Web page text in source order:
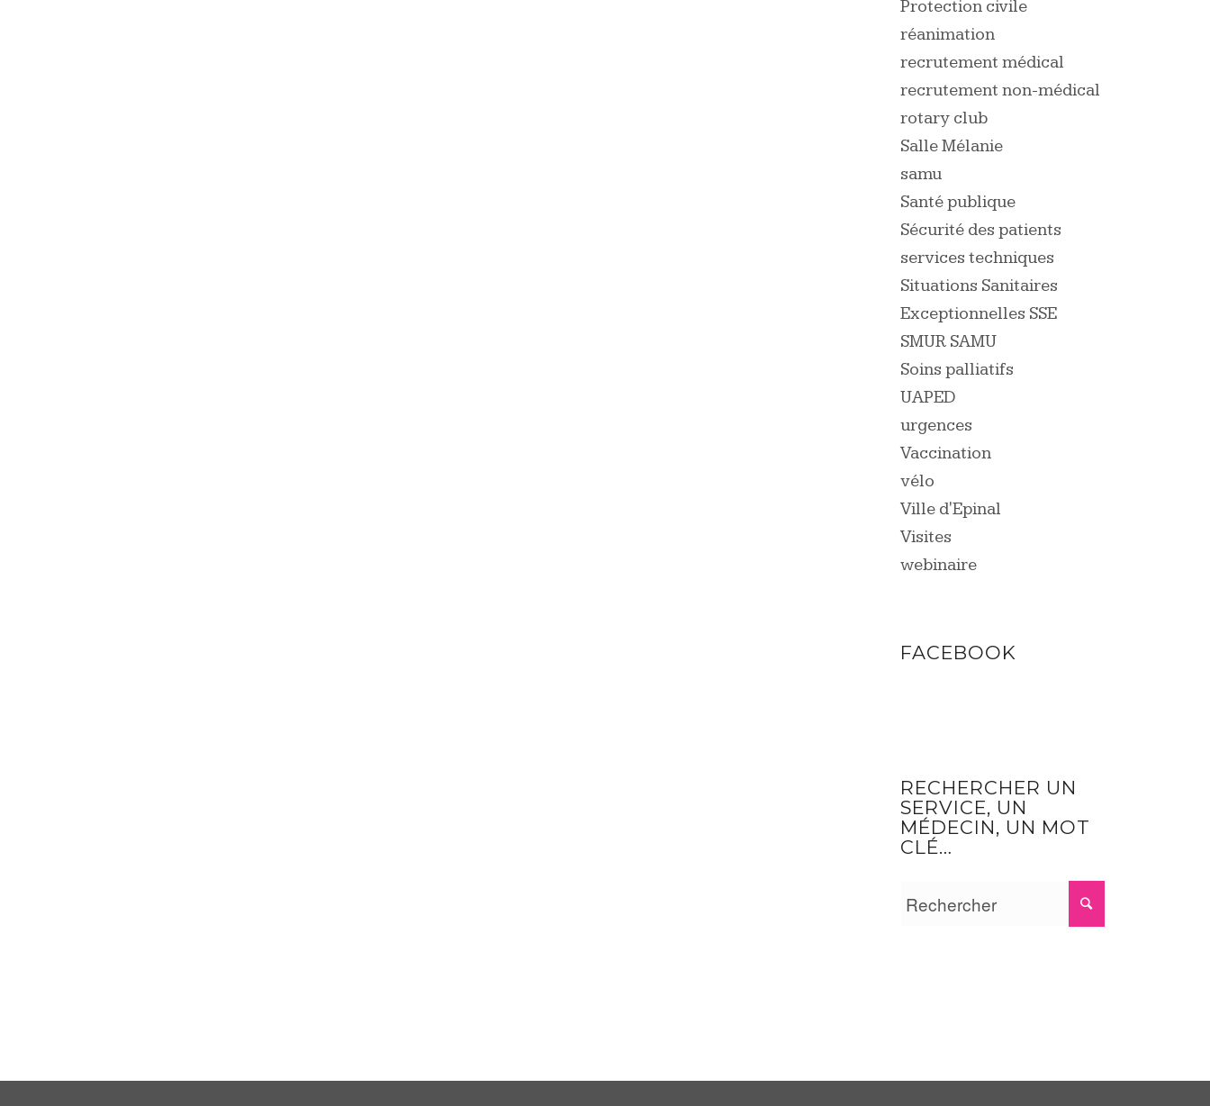
Protection civile
réanimation
recrutement médical
recrutement non-médical
rotary club
Salle Mélanie
samu
Santé publique
Sécurité des patients
services techniques
Situations Sanitaires
Exceptionnelles SSE
SMUR SAMU
Soins palliatifs
UAPED
urgences
Vaccination
vélo
Ville d'Epinal
Visites
webinaire
FACEBOOK
RECHERCHER UN
SERVICE, UN
MÉDECIN, UN MOT
CLÉ…